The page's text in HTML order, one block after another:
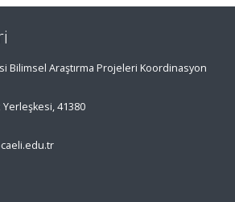
Bilimsel Araştırma Projeleri Koordinasyon
41380